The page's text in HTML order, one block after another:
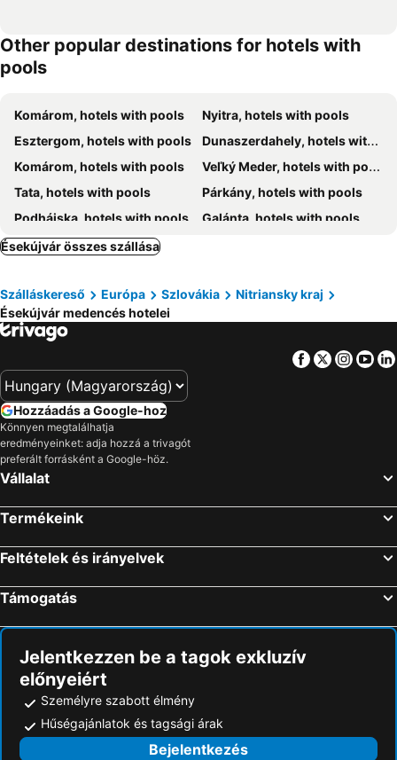
Other popular destinations for hotels with
pools
Komárom, hotels with pools
Nyitra, hotels with pools
Esztergom, hotels with pools
Dunaszerdahely, hotels with pools
Komárom, hotels with pools
Veľký Meder, hotels with pools
Tata, hotels with pools
Párkány, hotels with pools
Podhájska, hotels with pools
Galánta, hotels with pools
Vágsellye, hotels with pools
Patince, hotels with pools
Trávnica, hotels with pools
Vének, hotels with pools
Lábatlan, hotels with pools
Tatabánya, hotels with pools
Marcelová, hotels with pools
Tata, hotels with pools
Ésekújvár összes szállása
Szálláskereső Európa Szlovákia
Nitriansky kraj
Ésekújvár medencés hotelei
Facebook
Twitter
Hozzáadás a Google-hoz
Könnyen megtalálhatja
eredményeinket: adja hozzá a trivagót
preferált forrásként a Google-höz.
Vállalat
Termékeink
Feltételek és irányelvek
Támogatás
Jelentkezzen be a tagok exkluzív
előnyeiért
Személyre szabott élmény
Hűségajánlatok és tagsági árak
Bejelentkezés